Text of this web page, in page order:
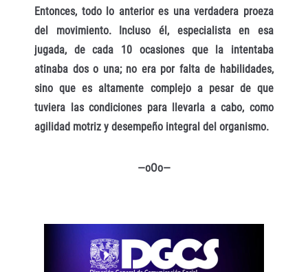
Entonces, todo lo anterior es una verdadera proeza
del movimiento. Incluso él, especialista en esa
jugada, de cada 10 ocasiones que la intentaba
atinaba dos o una; no era por falta de habilidades,
sino que es altamente complejo a pesar de que
tuviera las condiciones para llevarla a cabo, como
agilidad motriz y desempeño integral del organismo.
—oOo—